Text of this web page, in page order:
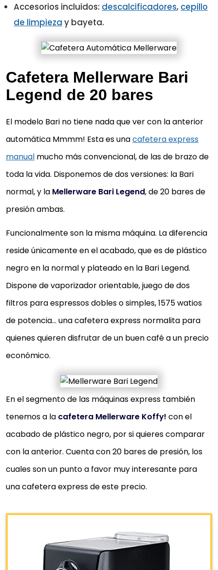
Accesorios incluidos: descalcificadores, cepillo
de limpieza y bayeta.
Cafetera Mellerware Bari
Legend de 20 bares
El modelo Bari no tiene nada que ver con la anterior
automática Mmmm! Esta es unacafetera express
manual mucho más convencional, de las de brazo de
toda la vida. Disponemos de dos versiones: la Bari
normal, y la Mellerware Bari Legend, de 20 bares de
presión ambas.
Funcionalmente son la misma máquina. La diferencia
reside únicamente en el acabado, que es de plástico
negro en la normal y plateado en la Bari Legend.
Dispone de vaporizador orientable, juego de dos
filtros para espressos dobles o simples, 1575 watios
de potencia… una cafetera express normalita para
quienes quieren disfrutar de un buen café a un precio
económico.
En el segmento de las máquinas express también
tenemos a la cafetera Mellerware Koffy! con el
acabado de plástico negro, por si quieres comparar
con la anterior. Cuenta con 20 bares de presión, los
cuales son un punto a favor muy interesante para
una cafetera express de este precio.